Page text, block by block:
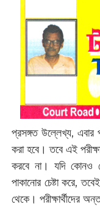
প্রসঙ্গত উল্লেখ্য, এবার
করা হবে। তবে এই
করবে না। যদি কোনও
পাকানোর চেষ্টা করে,
থেকে। পরীক্ষার্থীদের